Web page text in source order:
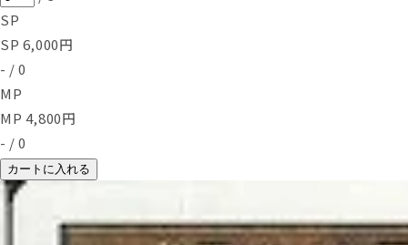
SP
SP 6,000円
- / 0
MP
MP 4,800円
- / 0
カートに入れる